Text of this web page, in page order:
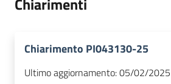
Chiarimenti
Chiarimento PI043130-25
Ultimo aggiornamento:05/02/